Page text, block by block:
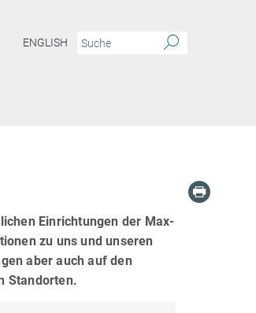
ENGLISH
Einrichtungen der Max-
zu uns und unseren
aber auch auf den
Standorten.